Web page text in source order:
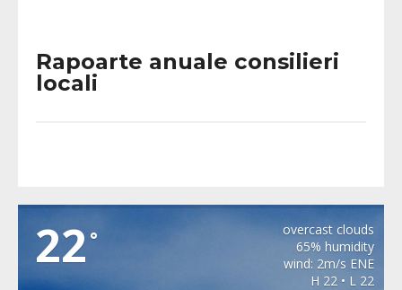
Rapoarte anuale consilieri
locali
22 °
overcast clouds
65% humidity
wind: 2m/s ENE
H 22 • L 22